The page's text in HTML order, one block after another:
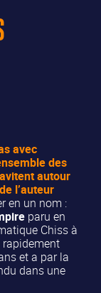
avec
des
autour
l’auteur
en un nom :
paru en
Chiss à
rapidement
et a par la
dans une